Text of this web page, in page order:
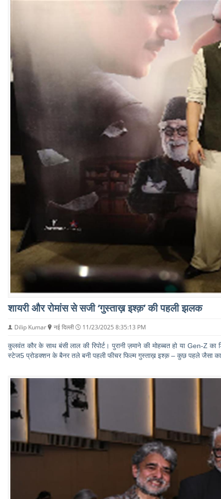
शायरी और रोमांस से सजी ‘गुस्ताख़ इश्क़’ की पहली झलक
Dilip Kumar नई दिल्ली 11/23/2025 8:35:13 PM
कुलवंत कौर के साथ बंसी लाल की रिपोर्ट। पुरानी ज़माने की मोहब्बत हो या Gen-Z का
स्टेज5 प्रोडक्शन के बैनर तले बनी पहली फीचर फिल्म गुस्ताख़ इश्क़ – कुछ पहले जैसा